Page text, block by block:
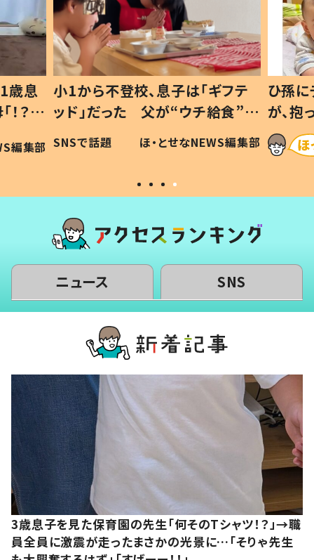
歳息
？」
編集部
小1から不登校、息子は「ギフテ
ッド」だった 父が“ウチ給食”を
作り続ける理由とは #令和の親
#令和の子
SNSで話題 ほ・とせなNEWS編集部
ひ孫
が、
「涙が
い」
ニュース SNS
3歳息子を見た保育園の先生「何そのTシャツ！？」→職
員全員に激震が走ったまさかの光景に…「そりゃ先生